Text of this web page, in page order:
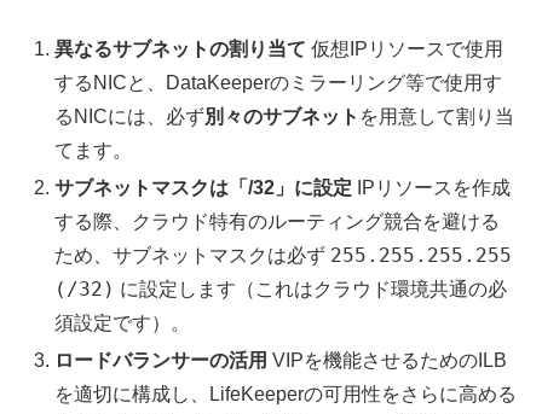
異なるサブネットの割り当て 仮想IPリソースで使用
するNICと、DataKeeperのミラーリング等で使用す
るNICには、必ず別々のサブネット を用意して割り当
てます。
サブネットマスクは「/32」に設定 IPリソースを作成
する際、クラウド特有のルーティング競合を避ける
ため、サブネットマスクは必ず 255.255.255.255
(/32) に設定します（これはクラウド環境共通の必
須設定です）。
ロードバランサーの活用 VIPを機能させるためのILB
を適切に構成し、LifeKeeperの可用性をさらに高める